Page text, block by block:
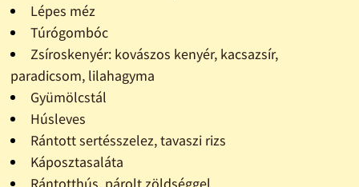
Lépes méz
Túrógombóc
Zsíroskenyér: kovászos kenyér, kacsazsír,
paradicsom, lilahagyma
Gyümölcstál
Húsleves
Rántott sertésszelez, tavaszi rizs
Káposztasaláta